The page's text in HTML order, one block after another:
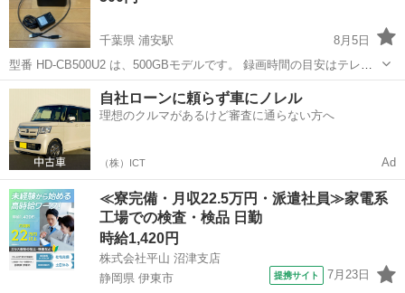
千葉県 浦安駅
8月5日
型番 HD-CB500U2 は、500GBモデルです。 録画時間の目安はテレビ
や画質によって変わりますが、おおよそ次のくらいです。 * 地デジ
（HD画質）：約60時間前後 * BS・CS（HD画質）：約45～60時間前...
千葉 浦安市 浦安駅 映像プレーヤー、レコーダー
ハードディスク
自社ローンに頼らず車にノレル
理想のクルマがあるけど審査に通らない方へ
（株）ICT Ad
≪寮完備・月収22.5万円・派遣社員≫家電系
工場での検査・検品 日勤
時給1,420円
株式会社平山 沼津支店
静岡県 伊東市
提携サイト 7月23日